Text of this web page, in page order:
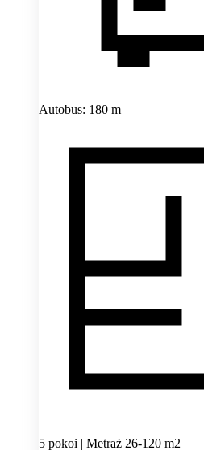
Autobus: 180 m
5 pokoi | Metraż 26-120 m2